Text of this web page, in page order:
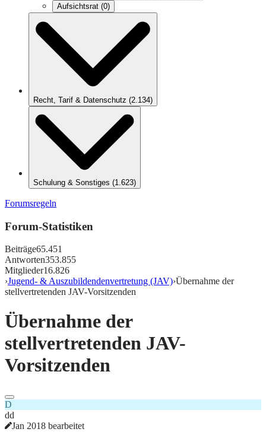
Aufsichtsrat (0)
Recht, Tarif & Datenschutz (2.134)
Schulung & Sonstiges (1.623)
Forumsregeln
Forum-Statistiken
Beiträge65.451
Antworten353.855
Mitglieder16.826
›Jugend- & Auszubildendenvertretung (JAV)›Übernahme der
stellvertretenden JAV-Vorsitzenden
Übernahme der
stellvertretenden JAV-
Vorsitzenden
D
dd
Jan 2018 bearbeitet